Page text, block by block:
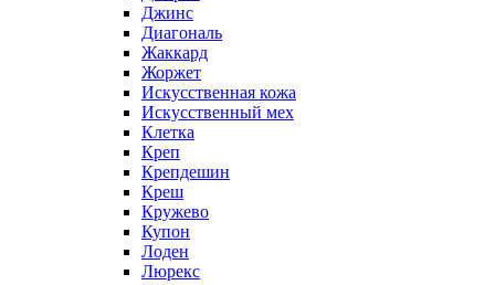
Джинс
Диагональ
Жаккард
Жоржет
Искусственная кожа
Искусственный мех
Клетка
Креп
Крепдешин
Креш
Кружево
Купон
Лоден
Люрекс